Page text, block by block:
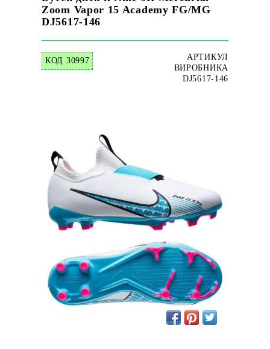
Zoom Vapor 15 Academy FG/MG
DJ5617-146
КОД 30997
АРТИКУЛ
ВИРОБНИКА
DJ5617-146